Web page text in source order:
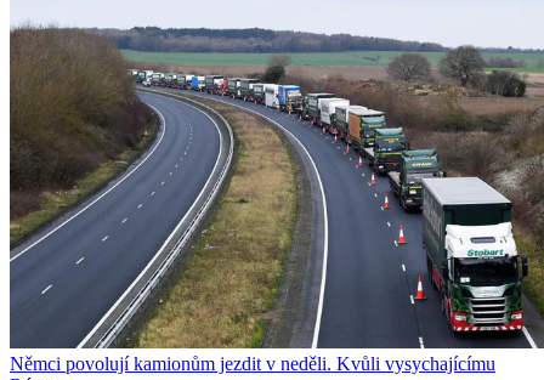
Němci povolují kamionům jezdit v neděli. Kvůli vysychajícímu